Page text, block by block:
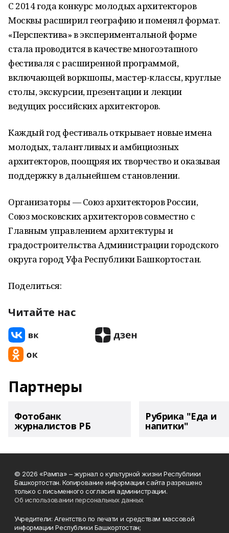
С 2014 года конкурс молодых архитекторов
Москвы расширил географию и поменял формат.
«Перспектива» в экспериментальной форме
стала проводится в качестве многоэтапного
фестиваля с расширенной программой,
включающей воркшопы, мастер-классы, круглые
столы, экскурсии, презентации и лекции
ведущих российских архитекторов.
Каждый год фестиваль открывает новые имена
молодых, талантливых и амбициозных
архитекторов, поощряя их творчество и оказывая
поддержку в дальнейшем становлении.
Организаторы — Союз архитекторов России,
Союз московских архитекторов совместно с
Главным управлением архитектуры и
градостроительства Администрации городского
округа город Уфа Республики Башкортостан.
Поделиться:
Читайте нас
Партнеры
Фотобанк
журналистов РБ
Рубрика "Еда и
напитки"
© 2026 «Рампа» – журнал о культурной жизни Республики
Башкортостан. Копирование информации сайта разрешено
только с письменного согласия администрации.
Об использовании персональных данных
Учредители: Агентство по печати и средствам массовой
информации Республики Башкортостан;